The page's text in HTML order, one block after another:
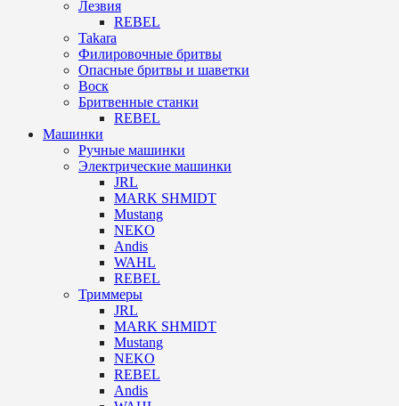
Лезвия
REBEL
Takara
Филировочные бритвы
Опасные бритвы и шаветки
Воск
Бритвенные станки
REBEL
Машинки
Ручные машинки
Электрические машинки
JRL
MARK SHMIDT
Mustang
NEKO
Andis
WAHL
REBEL
Триммеры
JRL
MARK SHMIDT
Mustang
NEKO
REBEL
Andis